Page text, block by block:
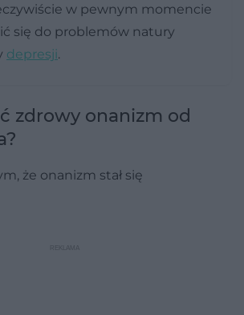
w pewnym momencie
się do problemów natury
depresji.
zdrowy onanizm od
że onanizm stał się